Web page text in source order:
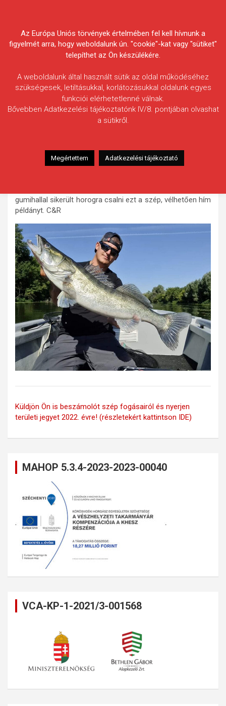
Egyesületek Szövetsége
Lipták András
Halfaj: Fogassüllő
Fogott hal adatai: 4,52 kg / 76 cm
gumihallal sikerült horogra csalni ezt a szép, vélhetően hím
példányt. C&R
Küldjön Ön is beszámolót szép fogásairól és nyerjen
területi jegyet 2022. évre! (részletekért kattintson IDE)
MAHOP 5.3.4-2023-2023-00040
VCA-KP-1-2021/3-001568
Az Európa Uniós törvények értelmében fel kell hívnunk a
figyelmét arra, hogy weboldalunk ún. "cookie"-kat vagy "sütiket"
telepíthet az Ön készülékére.
A weboldalunk által használt sütik az oldal működéséhez
szükségesek, letiltásukkal, korlátozásukkal oldalunk egyes
funkciói elérhetetlenné válnak.
Bővebben Adatkezelési tájékoztatónk IV/8. pontjában olvashat
a sütikről.
Megértettem Adatkezelési tájékoztató